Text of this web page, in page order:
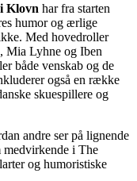
Klovn har fra starten
humor og ærlige
Med hovedroller
Mia Lyhne og Iben
både venskab og de
også en række
skuespillere og
andre ser på lignende
medvirkende i The
og humoristiske